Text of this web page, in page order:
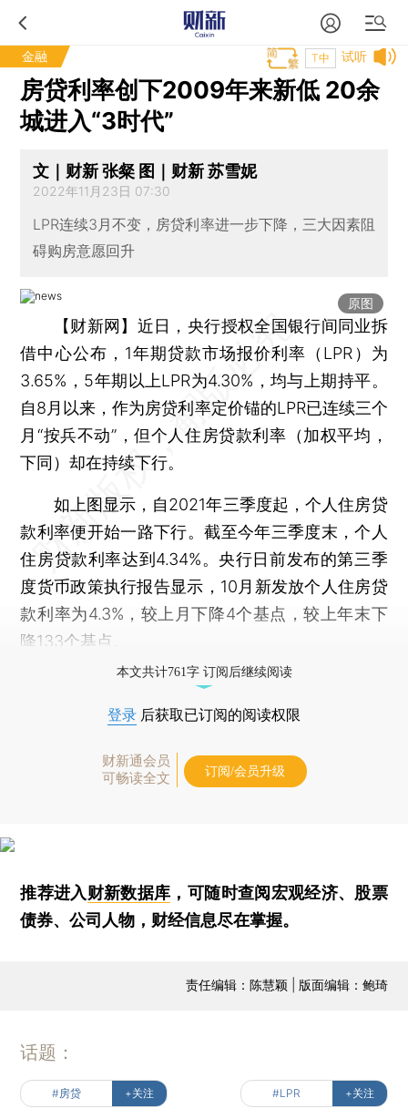
金融 试听
T中
房贷利率创下2009年来新低 20余
城进入“3时代”
文｜财新 张粲 图｜财新 苏雪妮
2022年11月23日 07:30
LPR连续3月不变，房贷利率进一步下降，三大因素阻
碍购房意愿回升
原图
【财新网】 近日，央行授权全国银行间同业拆
借中心公布，1年期贷款市场报价利率（LPR）为
3.65%，5年期以上LPR为4.30%，均与上期持平。
自8月以来，作为房贷利率定价锚的LPR已连续三个
月“按兵不动”，但个人住房贷款利率（加权平均，
下同）却在持续下行。
如上图显示，自2021年三季度起，个人住房贷
款利率便开始一路下行。截至今年三季度末，个人
住房贷款利率达到4.34%。央行日前发布的第三季
度货币政策执行报告显示，10月新发放个人住房贷
款利率为4.3%，较上月下降4个基点，较上年末下
降133个基点。
本文共计761字 订阅后继续阅读
登录 后获取已订阅的阅读权限
财新通会员
可畅读全文
订阅/会员升级
推荐进入财新数据库 ，可随时查阅宏观经济、股票
债券、公司人物，财经信息尽在掌握。
责任编辑：陈慧颖 | 版面编辑：鲍琦
话题：
#房贷 +关注 #LPR +关注